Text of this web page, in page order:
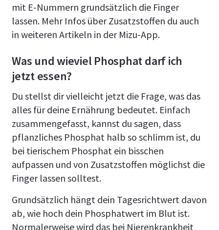
mit E-Nummern grundsätzlich die Finger
lassen. Mehr Infos über Zusatzstoffen du auch
in weiteren Artikeln in der Mizu-App.
Was und wieviel Phosphat darf ich
jetzt essen?
Du stellst dir vielleicht jetzt die Frage, was das
alles für deine Ernährung bedeutet. Einfach
zusammengefasst, kannst du sagen, dass
pflanzliches Phosphat halb so schlimm ist, du
bei tierischem Phosphat ein bisschen
aufpassen und von Zusatzstoffen möglichst die
Finger lassen solltest.
Grundsätzlich hängt dein Tagesrichtwert davon
ab, wie hoch dein Phosphatwert im Blut ist.
Normalerweise wird das bei Nierenkrankheit